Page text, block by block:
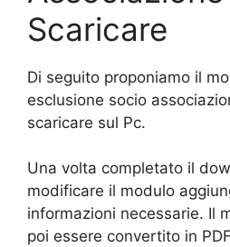
Scaricare
Di seguito proponiamo il
esclusione socio
scaricare sul Pc.
Una volta completato il
modificare il modulo
informazioni necessarie. Il
poi essere convertito in